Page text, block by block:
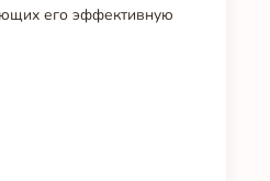
его эффективную